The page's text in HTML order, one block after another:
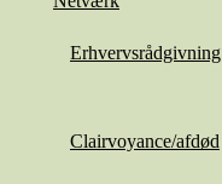
Erhvervsrådgivning
Clairvoyance/afdød